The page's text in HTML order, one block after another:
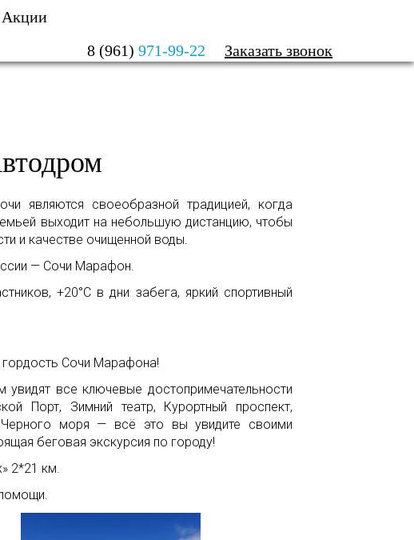
Акции
8 (961) 971-99-22 Заказать звонок
являются своеобразной традицией, когда
выходит на небольшую дистанцию, чтобы
и качестве очищенной воды.
— Сочи Марафон.
+20°С в дни забега, яркий спортивный
Сочи Марафона!
увидят все ключевые достопримечательности
Порт, Зимний театр, Курортный проспект,
моря — всё это вы увидите своими
беговая экскурсия по городу!
2*21 км.